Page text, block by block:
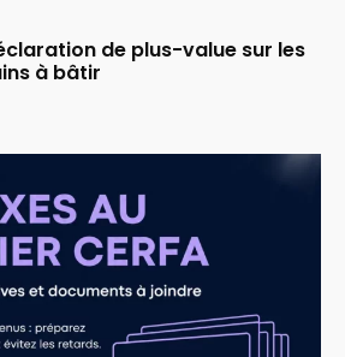
de plus-value sur les
à bâtir